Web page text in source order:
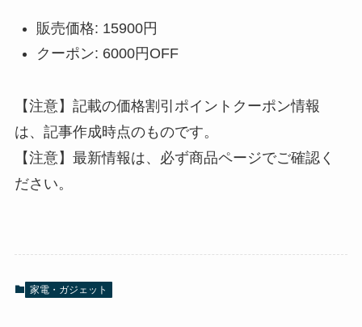
販売価格: 15900円
クーポン: 6000円OFF
【注意】記載の価格割引ポイントクーポン情報
は、記事作成時点のものです。
【注意】最新情報は、必ず商品ページでご確認く
ださい。
家電・ガジェット